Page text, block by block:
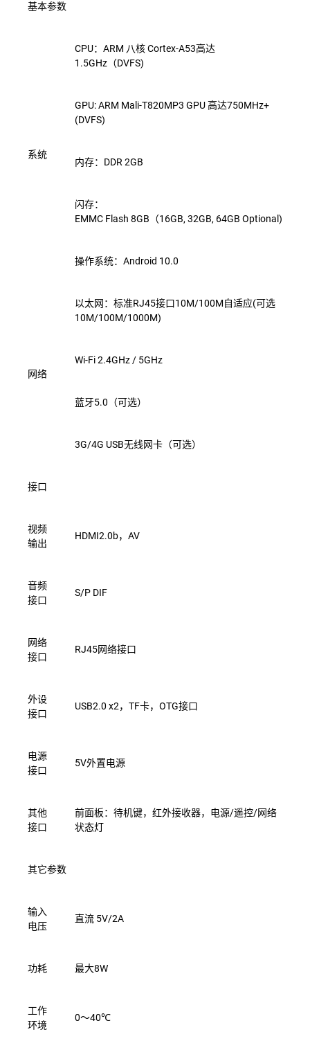
基本参数
系统
CPU：ARM 八核Cortex-A53高达
1.5GHz（DVFS)
GPU:ARM Mali-T820MP3 GPU高达750MHz+
(DVFS)
内存：DDR 2GB
闪存：
EMMC Flash 8GB（16GB, 32GB, 64GB Optional)
操作系统：Android 10.0
网络
以太网：标准RJ45接口10M/100M自适应(可选
10M/100M/1000M)
Wi-Fi 2.4GHz / 5GHz
蓝牙5.0（可选）
3G/4G USB无线网卡（可选）
接口
视频
输出
HDMI2.0b，AV
音频
接口
S/P DIF
网络
接口
RJ45网络接口
外设
接口
USB2.0 x2，TF卡，OTG接口
电源
接口
5V外置电源
其他
接口
前面板：待机键，红外接收器，电源/遥控/网络
状态灯
其它参数
输入
电压
直流 5V/2A
功耗 最大8W
工作
环境
0～40℃